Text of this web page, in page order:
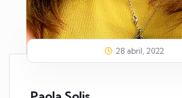
28 abril, 2022